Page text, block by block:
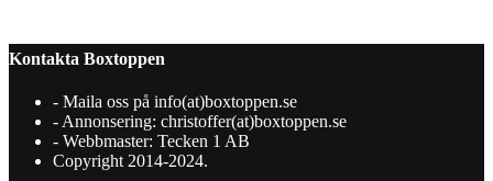
Kontakta Boxtoppen
- Maila oss på info(at)boxtoppen.se
- Annonsering: christoffer(at)boxtoppen.se
- Webbmaster: Tecken 1 AB
Copyright 2014-2024.